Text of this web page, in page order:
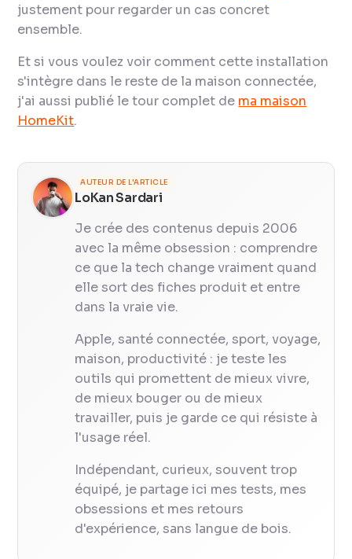
justement pour regarder un cas concret
ensemble.
Et si vous voulez voir comment cette installation
s'intègre dans le reste de la maison connectée,
j'ai aussi publié le tour complet de ma maison
HomeKit.
AUTEUR DE L'ARTICLE
LoKan Sardari
Je crée des contenus depuis 2006
avec la même obsession : comprendre
ce que la tech change vraiment quand
elle sort des fiches produit et entre
dans la vraie vie.
Apple, santé connectée, sport, voyage,
maison, productivité : je teste les
outils qui promettent de mieux vivre,
de mieux bouger ou de mieux
travailler, puis je garde ce qui résiste à
l'usage réel.
Indépendant, curieux, souvent trop
équipé, je partage ici mes tests, mes
obsessions et mes retours
d'expérience, sans langue de bois.